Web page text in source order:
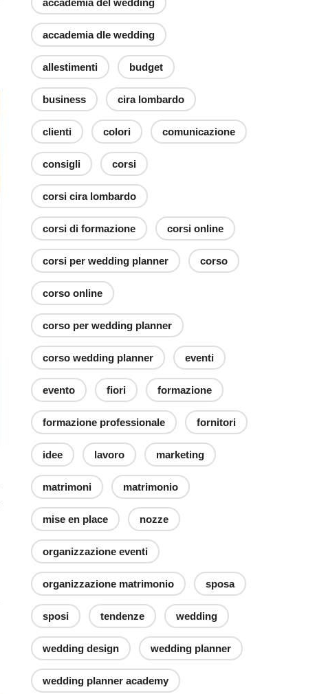
accademia del wedding
accademia dle wedding
allestimenti budget
business cira lombardo
clienti colori comunicazione
consigli corsi
corsi cira lombardo
corsi di formazione corsi online
corsi per wedding planner corso
corso online
corso per wedding planner
corso wedding planner eventi
evento fiori formazione
formazione professionale fornitori
idee lavoro marketing
matrimoni matrimonio
mise en place nozze
organizzazione eventi
organizzazione matrimonio sposa
sposi tendenze wedding
wedding design wedding planner
wedding planner academy